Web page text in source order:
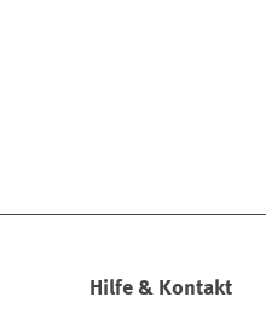
Hilfe & Kontakt